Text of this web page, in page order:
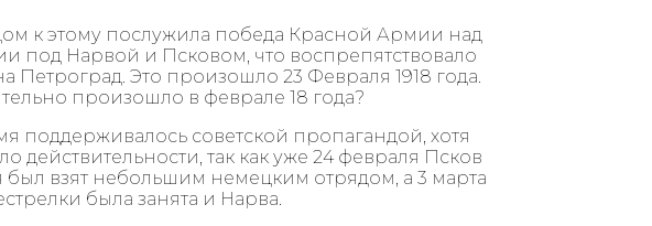
к этому послужила победа Красной Армии над
под Нарвой и Псковом, что воспрепятствовало
Это произошло 23 Февраля 1918 года.
произошло в феврале 18 года?
поддерживалось советской пропагандой, хотя
действительности, так как уже 24 февраля Псков
был взят небольшим немецким отрядом, а 3 марта
была занята и Нарва.